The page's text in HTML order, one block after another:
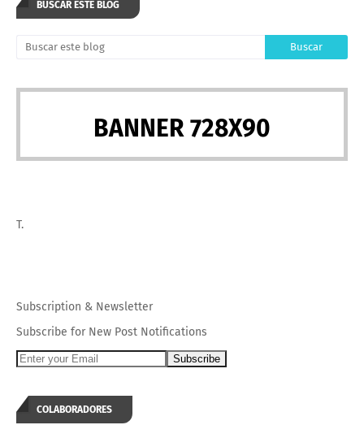
BUSCAR ESTE BLOG
BANNER 728X90
T.
Subscription & Newsletter
Subscribe for New Post Notifications
COLABORADORES